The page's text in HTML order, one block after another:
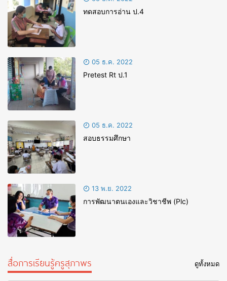
ทดสอบการอ่าน ป.4
05 ธ.ค. 2022
Pretest Rt ป.1
05 ธ.ค. 2022
สอบธรรมศึกษา
13 พ.ย. 2022
การพัฒนาตนเองและวิชาชีพ (Plc)
สื่อการเรียนรู้ครูสุภาพร ดูทั้งหมด